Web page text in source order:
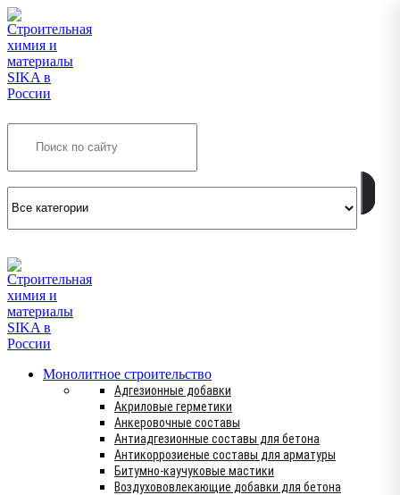
Монолитное строительство
Адгезионные добавки
Акриловые герметики
Анкеровочные составы
Антиадгезионные составы для бетона
Антикоррозиеные составы для арматуры
Битумно-каучуковые мастики
Воздухововлекающие добавки для бетона